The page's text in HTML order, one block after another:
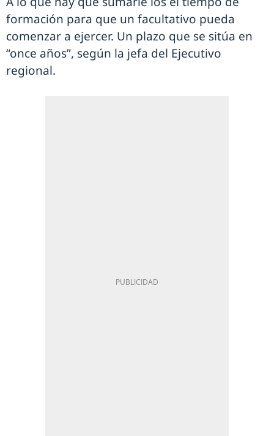
formación para que un facultativo pueda
comenzar a ejercer. Un plazo que se sitúa en
“once años”, según la jefa del Ejecutivo
regional.